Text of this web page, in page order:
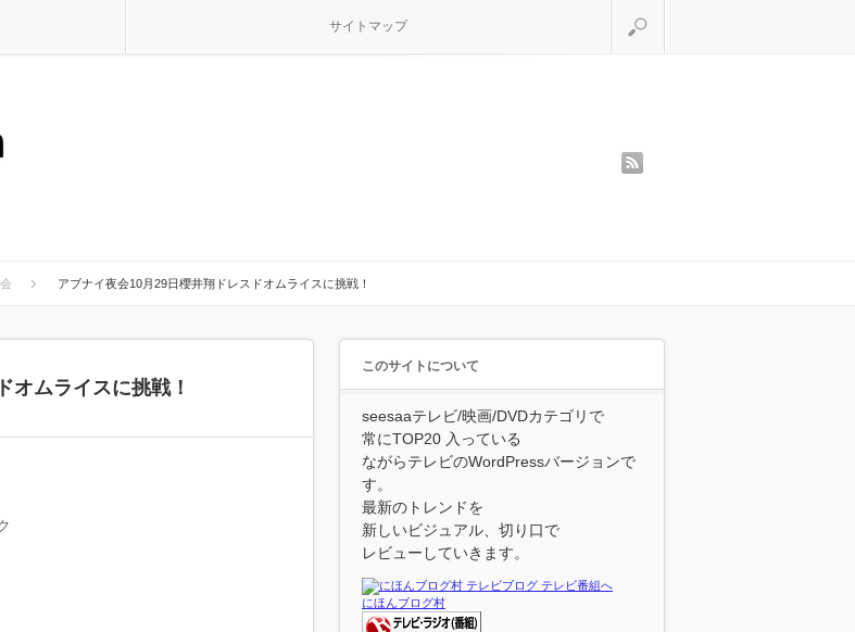
サイトマップ
アブナイ夜会10月29日櫻井翔ドレスドオムライスに挑戦！
オムライスに挑戦！
このサイトについて
seesaaテレビ/映画/DVDカテゴリで
常にTOP20 入っている
ながらテレビのWordPressバージョンで
す。
最新のトレンドを
新しいビジュアル、切り口で
レビューしていきます。
にほんブログ村